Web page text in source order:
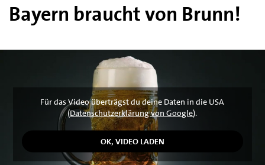
Bayern braucht von Brunn!
Für das Video überträgst du deine Daten in die USA
(Datenschutzerklärung von Google).